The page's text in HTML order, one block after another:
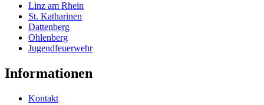
Linz am Rhein
St. Katharinen
Dattenberg
Ohlenberg
Jugendfeuerwehr
Informationen
Kontakt